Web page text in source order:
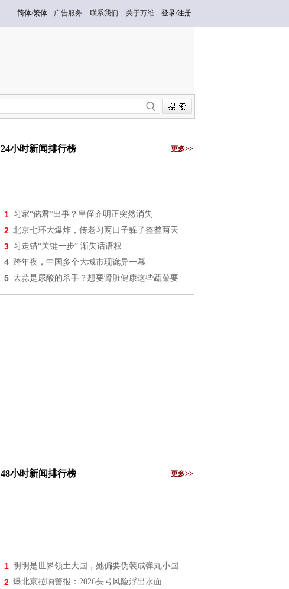
简体/繁体 广告服务 联系我们 关于万维 登录/注册
24小时新闻排行榜 更多>>
1 习家“储君”出事？皇侄齐明正突然消失
2 北京七环大爆炸，传老习两口子躲了整整两天
3 习走错“关键一步” 渐失话语权
4 跨年夜，中国多个大城市现诡异一幕
5 大蒜是尿酸的杀手？想要肾脏健康这些蔬菜要
48小时新闻排行榜 更多>>
1 明明是世界领土大国，她偏要伪装成弹丸小国
2 爆北京拉响警报：2026头号风险浮出水面